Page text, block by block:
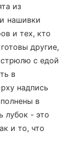
из
нашивки
и тех, кто
другие,
с едой
в
надпись
в
лубок - это
и то, что